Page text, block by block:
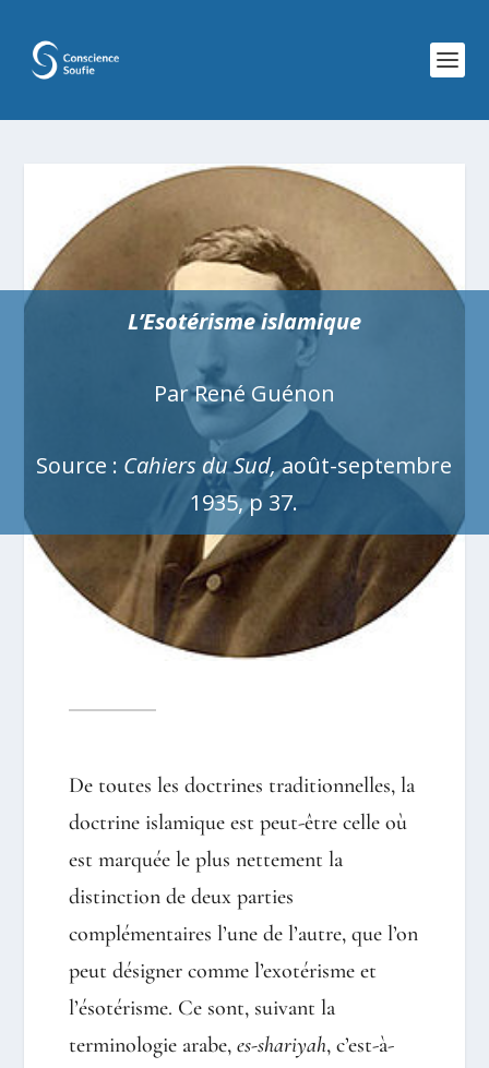
L’Esotérisme islamique
Par René Guénon
Source : Cahiers du Sud,août-septembre
1935, p 37.
De toutes les doctrines traditionnelles, la
doctrine islamique est peut-être celle où
est marquée le plus nettement la
distinction de deux parties
complémentaires l’une de l’autre, que l’on
peut désigner comme l’exotérisme et
l’ésotérisme. Ce sont, suivant la
terminologie arabe, es-shariyah, c’est-à-